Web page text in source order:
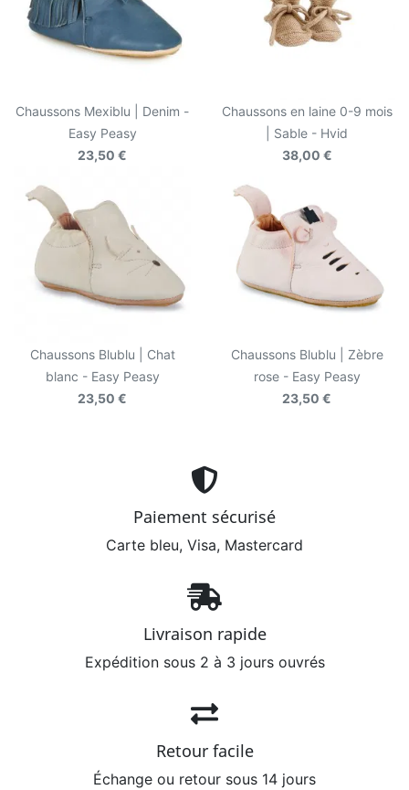
Chaussons Mexiblu | Denim -
Easy Peasy
23,50 €
Chaussons en laine 0-9 mois
| Sable - Hvid
38,00 €
Chaussons Blublu | Chat
blanc - Easy Peasy
23,50 €
Chaussons Blublu | Zèbre
rose - Easy Peasy
23,50 €
Paiement sécurisé
Carte bleu, Visa, Mastercard
Livraison rapide
Expédition sous 2 à 3 jours ouvrés
Retour facile
Échange ou retour sous 14 jours